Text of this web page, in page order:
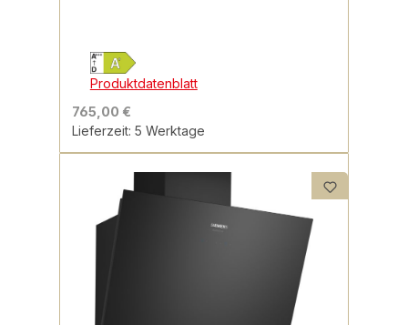
Produktdatenblatt
765,00 €
Lieferzeit: 5 Werktage